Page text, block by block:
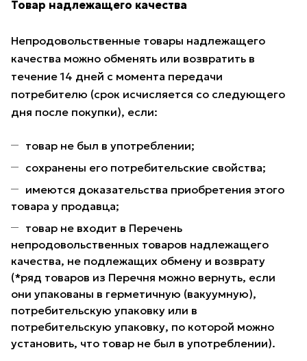
Товар надлежащего качества
Непродовольственные товары надлежащего
качества можно обменять или возвратить в
течение 14 дней с момента передачи
потребителю (срок исчисляется со следующего
дня после покупки), если:
товар не был в употреблении;
сохранены его потребительские свойства;
имеются доказательства приобретения этого
товара у продавца;
товар не входит в Перечень
непродовольственных товаров надлежащего
качества, не подлежащих обмену и возврату
(*ряд товаров из Перечня можно вернуть, если
они упакованы в герметичную (вакуумную),
потребительскую упаковку или в
потребительскую упаковку, по которой можно
установить, что товар не был в употреблении).